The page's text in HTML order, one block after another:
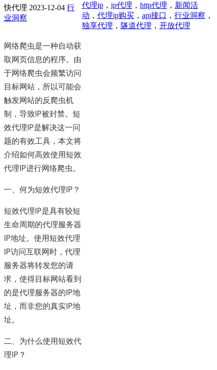
快代理 2023-12-04 行
业洞察
网络爬虫是一种自动获
取网页信息的程序。由
于网络爬虫会频繁访问
目标网站，所以可能会
触发网站的反爬虫机
制，导致IP被封禁。短
效代理IP是解决这一问
题的有效工具，本文将
介绍如何高效使用短效
代理IP进行网络爬虫。
一、何为短效代理IP？
短效代理IP是具有较短
生命周期的代理服务器
IP地址。使用短效代理
IP访问互联网时，代理
服务器将转发您的请
求，使得目标网站看到
的是代理服务器的IP地
址，而非您的真实IP地
址。
二、为什么使用短效代
理IP？
代理ip， ip代理 ， http代理 ， 新闻活
动 ， 代理ip购买， api接口 ， 行业洞察 ，
独享代理 ， 隧道代理 ， 开放代理